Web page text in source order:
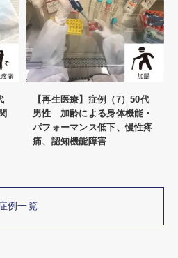
【再生医療】症例（7）50代
男性 加齢による身体機能・
パフォーマンス低下、慢性疼
痛、認知機能障害
例一覧